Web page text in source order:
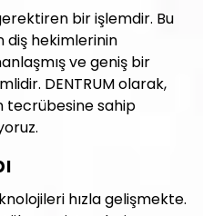
bir işlemdir. Bu
diş hekimlerinin
ve geniş bir
DENTRUM olarak,
tecrübesine sahip
hızla gelişmekte.